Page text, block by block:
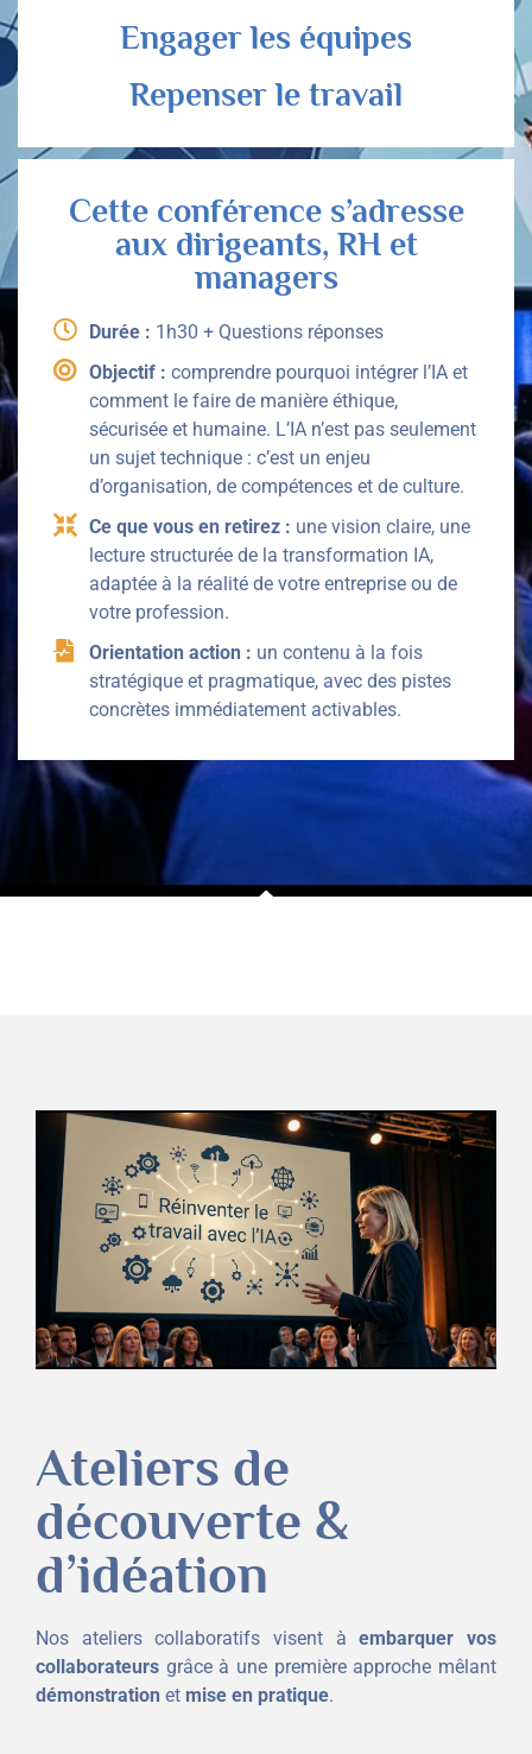
Engager les équipes
Repenser le travail
Cette conférence s’adresse
aux dirigeants, RH et
managers
Durée : 1h30 + Questions réponses
Objectif : comprendre pourquoi intégrer l’IA et
comment le faire de manière éthique,
sécurisée et humaine. L’IA n’est pas seulement
un sujet technique : c’est un enjeu
d’organisation, de compétences et de culture.
Ce que vous en retirez : une vision claire, une
lecture structurée de la transformation IA,
adaptée à la réalité de votre entreprise ou de
votre profession.
Orientation action : un contenu à la fois
stratégique et pragmatique, avec des pistes
concrètes immédiatement activables.
Ateliers de
découverte &
d’idéation
Nos ateliers collaboratifs visent àembarquer vos
collaborateurs grâce à une première approche mêlant
démonstration et mise en pratique.